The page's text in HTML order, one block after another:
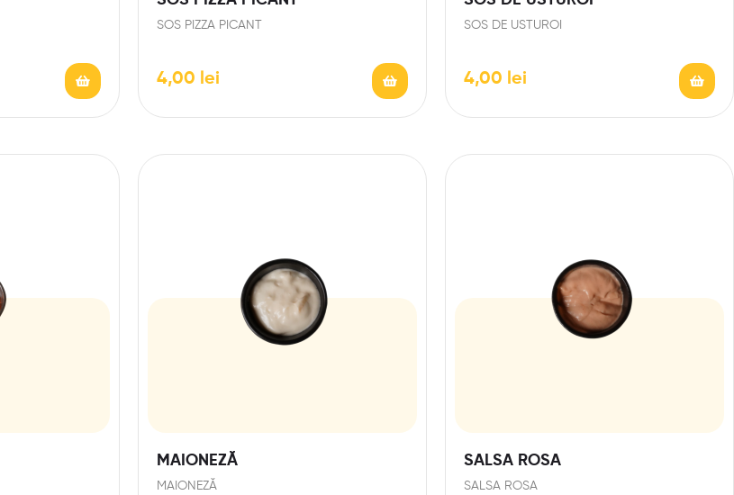
SOS PIZZA PICANT
4,00 lei
SOS DE USTUROI
4,00 lei
MAIONEZĂ
MAIONEZĂ
SALSA ROSA
SALSA ROSA